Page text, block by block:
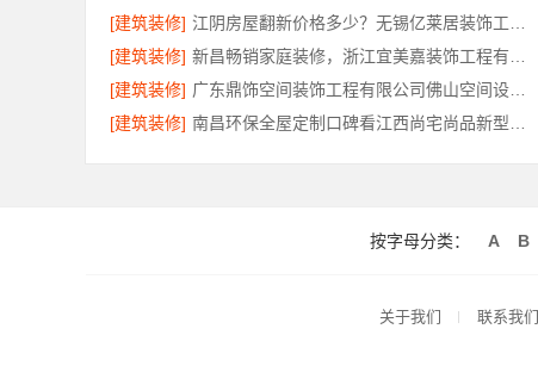
[建筑装修]
[建筑装修]
[建筑装修]
[建筑装修]
按字母分类： A B
关于我们 联系我们